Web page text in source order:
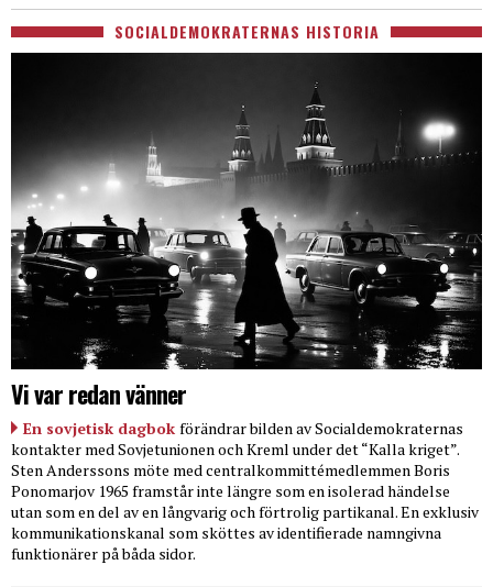
SOCIALDEMOKRATERNAS HISTORIA
Vi var redan vänner
En sovjetisk dagbok förändrar bilden av Socialdemokraternas
kontakter med Sovjetunionen och Kreml under det “Kalla kriget”.
Sten Anderssons möte med centralkommittémedlemmen Boris
Ponomarjov 1965 framstår inte längre som en isolerad händelse
utan som en del av en långvarig och förtrolig partikanal. En exklusiv
kommunikationskanal som sköttes av identifierade namngivna
funktionärer på båda sidor.